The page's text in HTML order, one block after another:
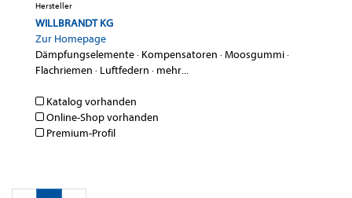
Hersteller
WILLBRANDT KG
Zur Homepage
Dämpfungselemente· Kompensatoren ·Moosgummi·
Flachriemen · Luftfedern · mehr...
Katalog vorhanden
Online-Shop vorhanden
Premium-Profil